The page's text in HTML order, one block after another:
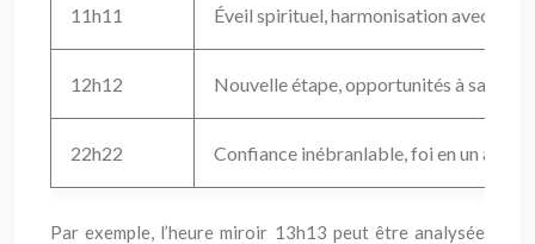
11h11 Éveil spirituel, harmonisation avec
12h12 Nouvelle étape, opportunités à saisir
22h22 Confiance inébranlable, foi en un
Par exemple, l’heure miroir 13h13 peut être analysée